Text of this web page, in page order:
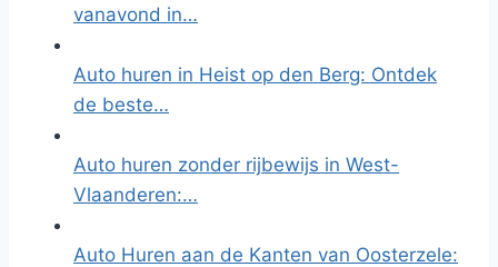
vanavond in…
Auto huren in Heist op den Berg: Ontdek
de beste…
Auto huren zonder rijbewijs in West-
Vlaanderen:…
Auto Huren aan de Kanten van Oosterzele: